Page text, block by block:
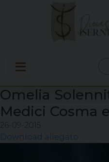
Omelia
Medici Cosma
26-09-2015
Download allegato